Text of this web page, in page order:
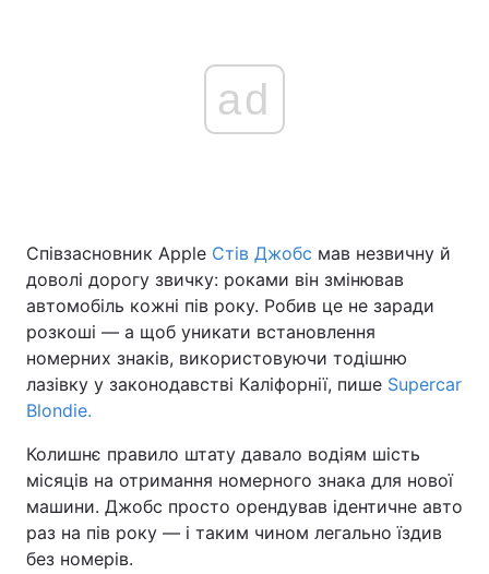
ad
Співзасновник Apple Стів Джобс мав незвичну й
доволі дорогу звичку: роками він змінював
автомобіль кожні пів року. Робив це не заради
розкоші — а щоб уникати встановлення
номерних знаків, використовуючи тодішню
лазівку у законодавстві Каліфорнії, пише Supercar
Blondie.
Колишнє правило штату давало водіям шість
місяців на отримання номерного знака для нової
машини. Джобс просто орендував ідентичне авто
раз на пів року — і таким чином легально їздив
без номерів.